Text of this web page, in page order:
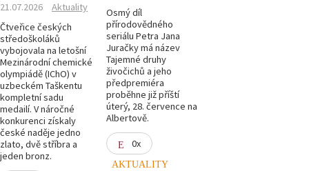
21.07.2026
Aktuality
Čtveřice českých
středoškoláků
vybojovala na letošní
Mezinárodní chemické
olympiádě (IChO) v
uzbeckém Taškentu
kompletní sadu
medailí. V náročné
konkurenci získaly
české naděje jedno
zlato, dvě stříbra a
jeden bronz.
Osmý díl
přírodovědného
seriálu Petra Jana
Juračky má název
Tajemné druhy
živočichů a jeho
předpremiéra
proběhne již příští
úterý, 28. července na
Albertově.
0x
AKTUALITY